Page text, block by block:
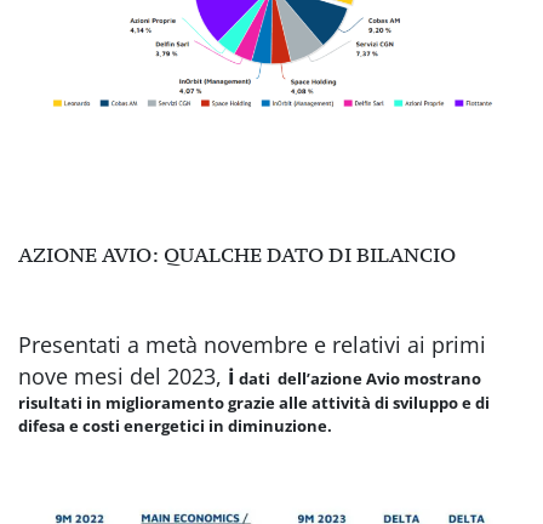
AZIONE AVIO: QUALCHE DATO DI BILANCIO
Presentati a metà novembre e relativi ai primi
nove mesi del 2023, i dati dell’azione Avio mostrano
risultati in miglioramento grazie alle attività di sviluppo e di
difesa e costi energetici in diminuzione.